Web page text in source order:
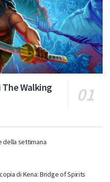
Walking
della settimana
di Kena: Bridge of Spirits